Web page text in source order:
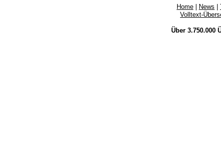
Home News
Volltext-
Über 3.750.000